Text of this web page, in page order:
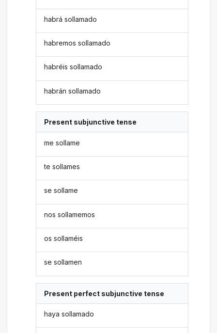
habrá sollamado
habremos sollamado
habréis sollamado
habrán sollamado
Present subjunctive tense
me sollame
te sollames
se sollame
nos sollamemos
os sollaméis
se sollamen
Present perfect subjunctive tense
haya sollamado